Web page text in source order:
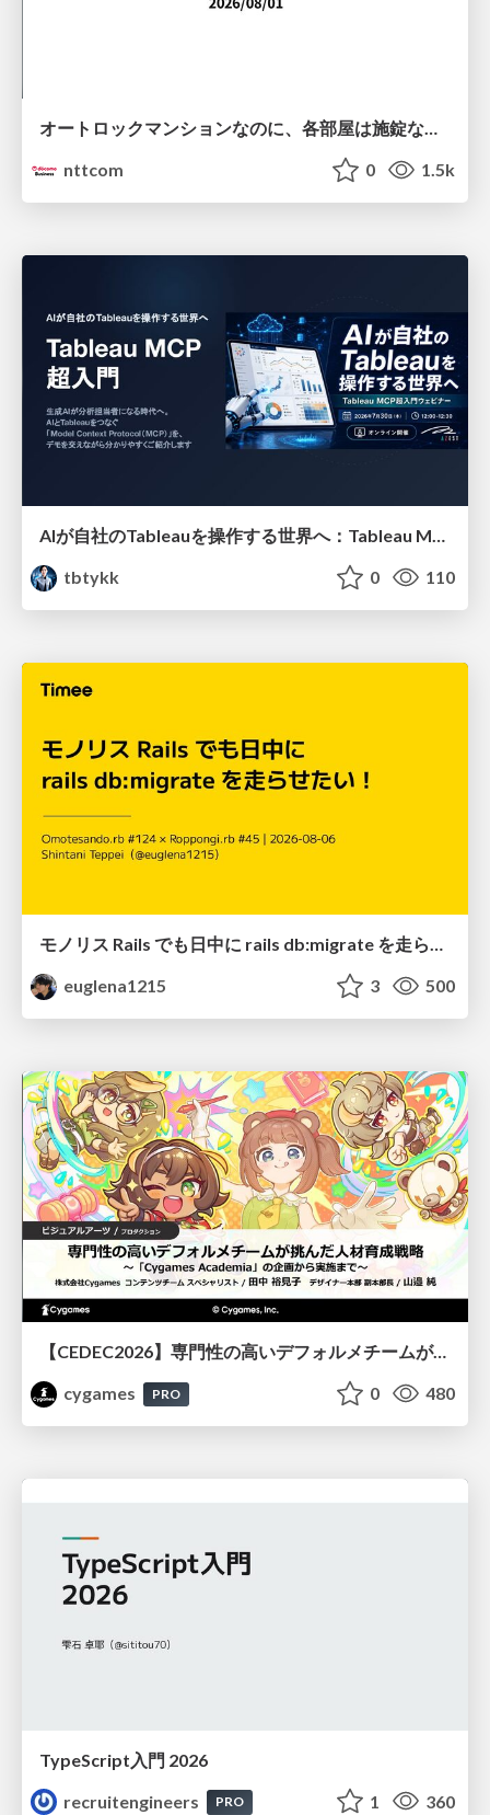
オートロックマンションなのに、各部屋は施錠なし！？ 攻撃者が組織内ネットワークで大暴れする理由 / The Front Door Is Locked, but the Rooms Are Wide Open: Why Attackers Move Freely Inside Enterprise Networks
nttcom
0 1.5k
AIが自社のTableauを操作する世界へ：Tableau MCP超入門
tbtykk
0 110
euglena1215
3 500
【CEDEC2026】専門性の高いデフォルメチームが挑んだ人材育成戦略 〜Cygames Academiaの企画から実施まで〜
cygames
PRO 0 480
TypeScript入門 2026
recruitengineers
PRO 1 360